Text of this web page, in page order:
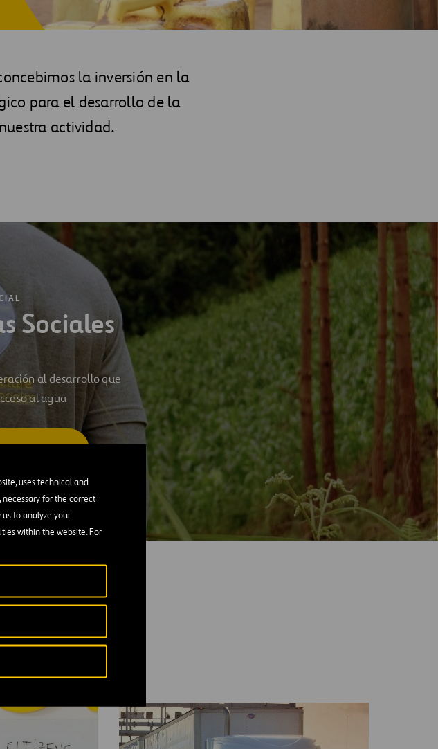
uses technical and
for the correct
to analyze your
within the website. For
la inversión en la
para el desarrollo de la
actividad.
Sociales
al desarrollo que
al agua